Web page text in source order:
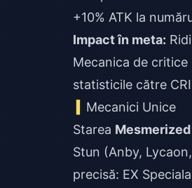
+10% ATK la
Impact în meta:
Mecanica de critice
statisticile către
Mecanici Unice
Starea Mesmerized
Stun (Anby,
precisă: EX